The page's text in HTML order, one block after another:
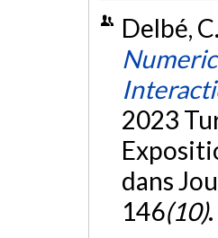
Delbé,
2023
dans
146(10).